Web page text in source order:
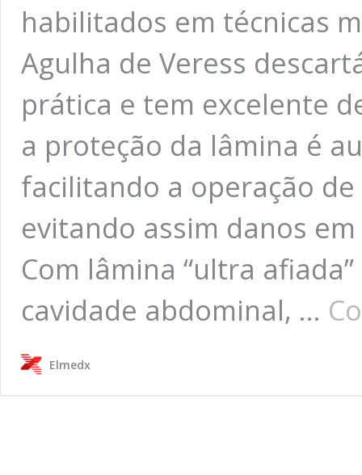
habilitados em técnicas
Agulha de Veress
prática e tem excelente
a proteção da lâmina é
facilitando a operação
evitando assim danos
Com lâmina “ultra
cavidade abdominal, …
Elmedx